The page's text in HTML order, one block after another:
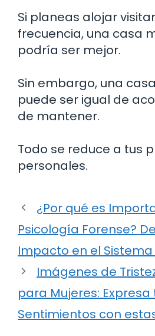
Si planeas alojar
frecuencia, una casa
podría ser mejor.
Sin embargo, una
puede ser igual de
de mantener.
Todo se reduce a tus
personales.
¿Por qué es
Psicología Forense?
Impacto en el
Imágenes de
para Mujeres: Expresa
Sentimientos con